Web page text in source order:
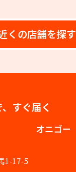
くの店舗を探す
すぐ届く
オニゴー
1-17-5